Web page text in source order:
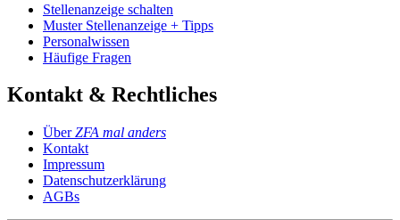
Stellenanzeige schalten
Muster Stellenanzeige + Tipps
Personalwissen
Häufige Fragen
Kontakt & Rechtliches
ÜberZFA mal anders
Kontakt
Impressum
Datenschutzerklärung
AGBs